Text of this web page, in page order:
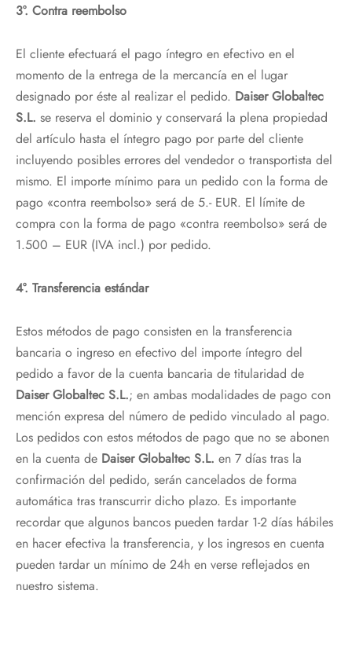
3°. Contra reembolso
El cliente efectuará el pago íntegro en efectivo en el
momento de la entrega de la mercancía en el lugar
designado por éste al realizar el pedido. Daiser Globaltec
S.L. se reserva el dominio y conservará la plena propiedad
del artículo hasta el íntegro pago por parte del cliente
incluyendo posibles errores del vendedor o transportista del
mismo. El importe mínimo para un pedido con la forma de
pago «contra reembolso» será de 5.- EUR. El límite de
compra con la forma de pago «contra reembolso» será de
1.500 – EUR (IVA incl.) por pedido.
4°. Transferencia estándar
Estos métodos de pago consisten en la transferencia
bancaria o ingreso en efectivo del importe íntegro del
pedido a favor de la cuenta bancaria de titularidad de
Daiser Globaltec S.L.; en ambas modalidades de pago con
mención expresa del número de pedido vinculado al pago.
Los pedidos con estos métodos de pago que no se abonen
en la cuenta de Daiser Globaltec S.L. en 7 días tras la
confirmación del pedido, serán cancelados de forma
automática tras transcurrir dicho plazo. Es importante
recordar que algunos bancos pueden tardar 1-2 días hábiles
en hacer efectiva la transferencia, y los ingresos en cuenta
pueden tardar un mínimo de 24h en verse reflejados en
nuestro sistema.